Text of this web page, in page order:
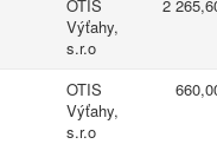
OTIS
Výťahy,
s.r.o
2
OTIS
Výťahy,
s.r.o